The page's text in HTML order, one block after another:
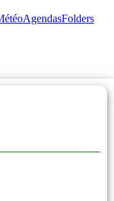
AgendasFolders